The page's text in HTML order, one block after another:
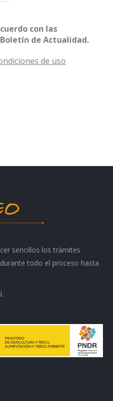
con las
de Actualidad.
de uso
sencillos los trámites
todo el proceso hasta